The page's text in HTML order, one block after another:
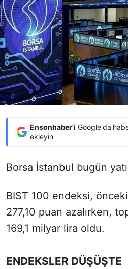
Ensonhaber'i Google'da
ekleyin
Borsa İstanbul bugün
BIST 100 endeksi,
277,10 puan azalırken,
169,1 milyar lira oldu.
ENDEKSLER DÜŞÜŞTE